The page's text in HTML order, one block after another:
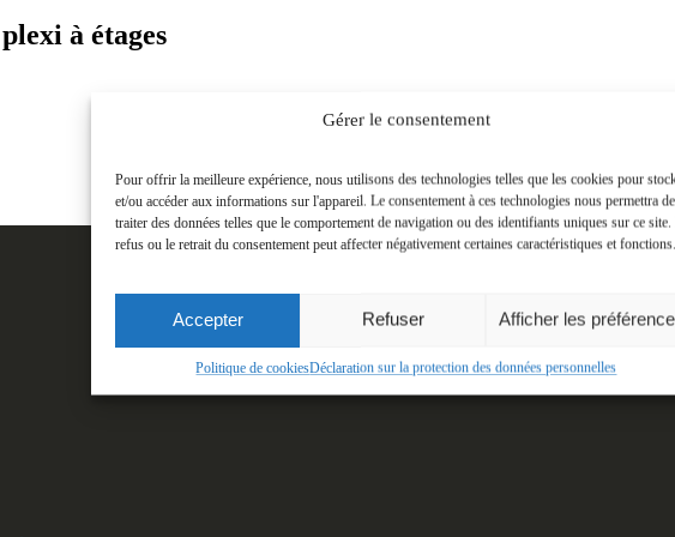
Gérer le consentement
Pour offrir la meilleure expérience, nous utilisons des technologies telles que les cookies pour
et/ou accéder aux informations sur l'appareil. Le consentement à ces technologies nous permettra de
traiter des données telles que le comportement de navigation ou des identifiants uniques sur ce site.
refus ou le retrait du consentement peut affecter négativement certaines caractéristiques et fonctions.
Accepter Refuser Afficher les
Politique de cookiesDéclaration sur la protection des données personnelles
à étages